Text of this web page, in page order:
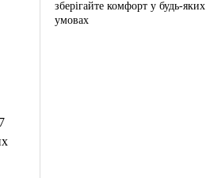
зберігайте комфорт у будь-яких
умовах